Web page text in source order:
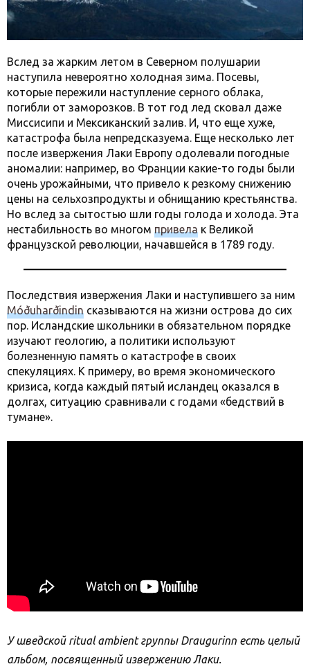
Вслед за жарким летом в Северном полушарии
наступила невероятно холодная зима. Посевы,
которые пережили наступление серного облака,
погибли от заморозков. В тот год лед сковал даже
Миссисипи и Мексиканский залив. И, что еще хуже,
катастрофа была непредсказуема. Еще несколько лет
после извержения Лаки Европу одолевали погодные
аномалии: например, во Франции какие-то годы были
очень урожайными, что привело к резкому снижению
цены на сельхозпродукты и обнищанию крестьянства.
Но вслед за сытостью шли годы голода и холода. Эта
нестабильность во многом привела к Великой
французской революции, начавшейся в 1789 году.
Последствия извержения Лаки и наступившего за ним
Móðuharðindin сказываются на жизни острова до сих
пор. Исландские школьники в обязательном порядке
изучают геологию, а политики используют
болезненную память о катастрофе в своих
спекуляциях. К примеру, во время экономического
кризиса, когда каждый пятый исландец оказался в
долгах, ситуацию сравнивали с годами «бедствий в
тумане».
У шведской ritual ambient группы Draugurinn есть целый
альбом, посвященный извержению Лаки.